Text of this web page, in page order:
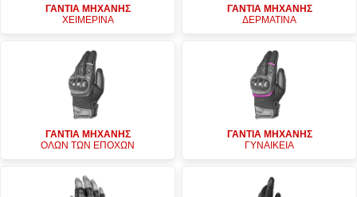
ΓΑΝΤΙΑ ΜΗΧΑΝΗΣ
ΧΕΙΜΕΡΙΝΑ
ΓΑΝΤΙΑ ΜΗΧΑΝΗΣ
ΔΕΡΜΑΤΙΝΑ
ΓΑΝΤΙΑ ΜΗΧΑΝΗΣ
ΟΛΩΝ ΤΩΝ ΕΠΟΧΩΝ
ΓΑΝΤΙΑ ΜΗΧΑΝΗΣ
ΓΥΝΑΙΚΕΙΑ